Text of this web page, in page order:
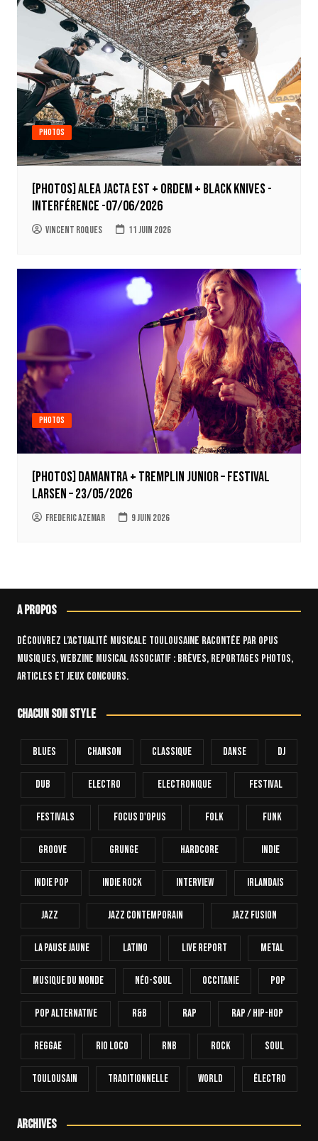
Photos
[Photos] Alea Jacta Est + Ordem + Black Knives -
Interférence -07/06/2026
Vincent Roques 11 juin 2026
Photos
[Photos] Damantra + tremplin junior – Festival
Larsen – 23/05/2026
Frederic Azemar 9 juin 2026
A propos
Découvrez l’actualité musicale toulousaine racontée par OPUS
Musiques, webzine musical associatif : brèves, reportages photos,
articles et jeux concours.
Chacun son style
Blues Chanson Classique Danse Dj
Dub Electro Electronique FESTIVAL
Festivals Focus D'Opus Folk Funk
Groove Grunge Hardcore INDIE
Indie Pop Indie Rock Interview Irlandais
Jazz Jazz Contemporain Jazz Fusion
La Pause Jaune Latino Live Report Metal
Musique Du Monde Néo-Soul Occitanie Pop
Pop Alternative R&B Rap Rap / Hip-Hop
Reggae Rio Loco RnB Rock Soul
Toulousain Traditionnelle World Électro
Archives